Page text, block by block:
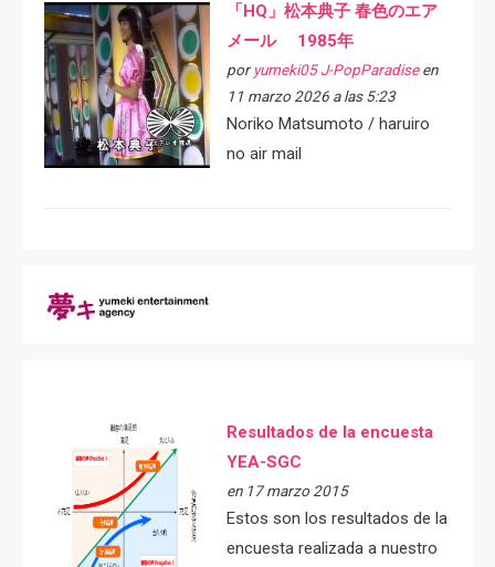
「HQ」松本典子 春色のエア
メール 1985年
por yumeki05 J-PopParadiseen
11 marzo 2026 a las 5:23
Noriko Matsumoto / haruiro
no air mail
Resultados de la encuesta
YEA-SGC
en 17 marzo 2015
Estos son los resultados de la
encuesta realizada a nuestro